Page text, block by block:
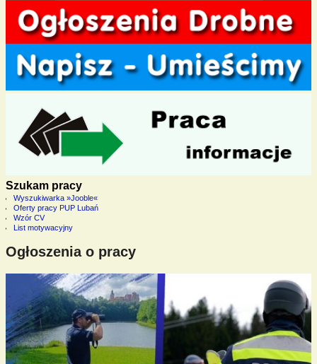
Szukam pracy
Wyszukiwarka »Jooble«
Oferty pracy PUP Lubań
Wzór CV
List motywacyjny
Ogłoszenia o pracy